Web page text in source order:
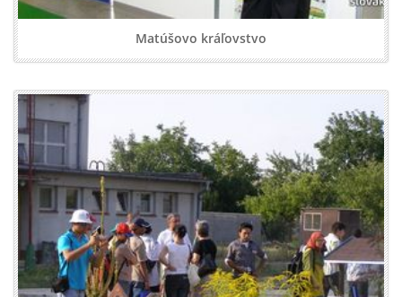
Matúšovo kráľovstvo